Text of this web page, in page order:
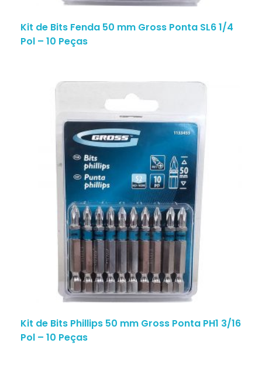
Kit de Bits Fenda 50 mm Gross Ponta SL6 1/4
Pol – 10 Peças
Kit de Bits Phillips 50 mm Gross Ponta PH1 3/16
Pol – 10 Peças